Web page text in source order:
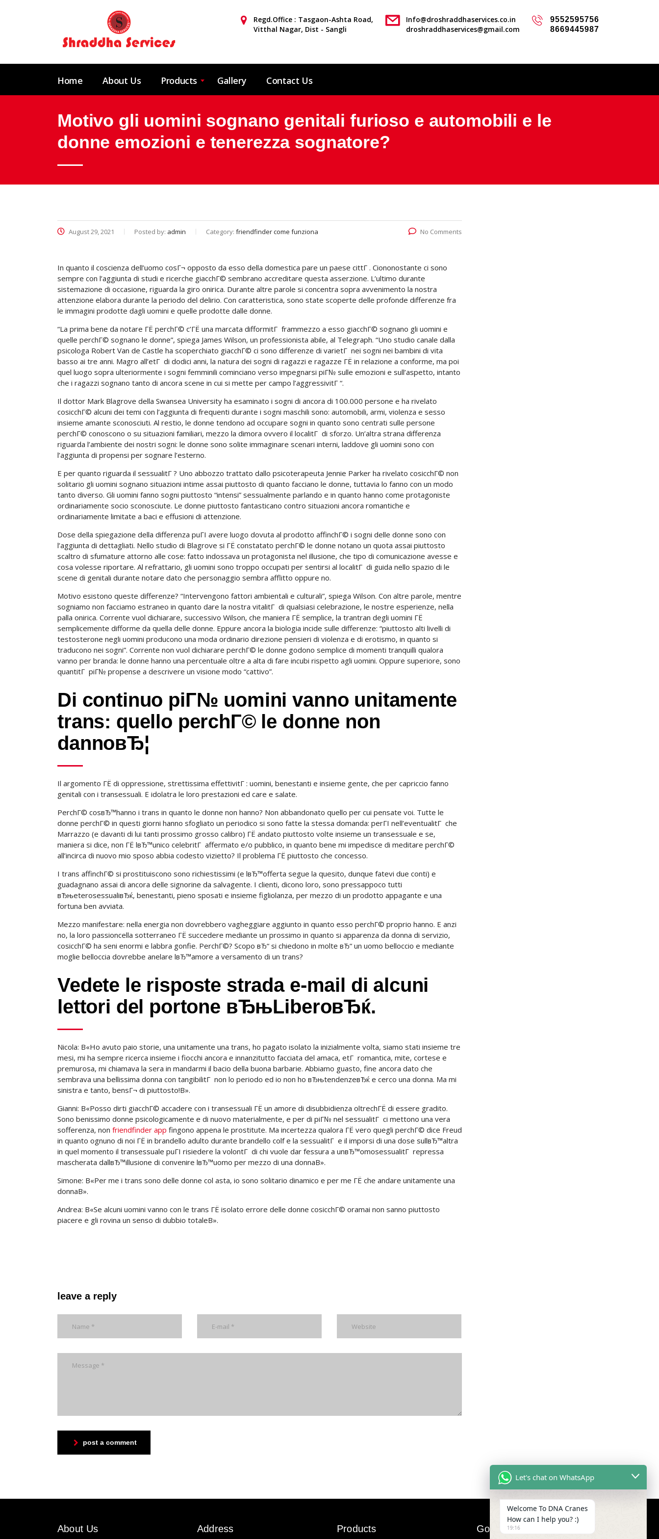
9552595756
8669445987
Info@droshraddhaservices.co.in
droshraddhaservices@gmail.com
Regd.Office : Tasgaon-Ashta Road,
Vitthal Nagar, Dist - Sangli
Home About Us Products Gallery Contact Us
Motivo gli uomini sognano genitali furioso e automobili e le
donne emozioni e tenerezza sognatore?
August 29, 2021 Posted by: admin Category: friendfinder come funziona No Comments
In quanto il coscienza dell’uomo cosГ¬ opposto da esso della domestica pare un paese cittГ . Ciononostante ci sono
sempre con l’aggiunta di studi e ricerche giacchГ© sembrano accreditare questa asserzione. L’ultimo durante
sistemazione di occasione, riguarda la giro onirica. Durante altre parole si concentra sopra avvenimento la nostra
attenzione elabora durante la periodo del delirio. Con caratteristica, sono state scoperte delle profonde differenze fra
le immagini prodotte dagli uomini e quelle prodotte dalle donne.
“La prima bene da notare ГЁ perchГ© c’ГЁ una marcata difformitГ frammezzo a esso giacchГ© sognano gli uomini e
quelle perchГ© sognano le donne”, spiega James Wilson, un professionista abile, al Telegraph. “Uno studio canale dalla
psicologa Robert Van de Castle ha scoperchiato giacchГ© ci sono differenze di varietГ nei sogni nei bambini di vita
basso ai tre anni. Magro all’etГ di dodici anni, la natura dei sogni di ragazzi e ragazze ГЁ in relazione a conforme, ma poi
quel luogo sopra ulteriormente i sogni femminili cominciano verso impegnarsi piГ№ sulle emozioni e sull’aspetto, intanto
che i ragazzi sognano tanto di ancora scene in cui si mette per campo l’aggressivitГ “.
Il dottor Mark Blagrove della Swansea University ha esaminato i sogni di ancora di 100.000 persone e ha rivelato
cosicchГ© alcuni dei temi con l’aggiunta di frequenti durante i sogni maschili sono: automobili, armi, violenza e sesso
insieme amante sconosciuti. Al restio, le donne tendono ad occupare sogni in quanto sono centrati sulle persone
perchГ© conoscono o su situazioni familiari, mezzo la dimora ovvero il localitГ di sforzo. Un’altra strana differenza
riguarda l’ambiente dei nostri sogni: le donne sono solite immaginare scenari interni, laddove gli uomini sono con
l’aggiunta di propensi per sognare l’esterno.
E per quanto riguarda il sessualitГ ? Uno abbozzo trattato dallo psicoterapeuta Jennie Parker ha rivelato cosicchГ© non
solitario gli uomini sognano situazioni intime assai piuttosto di quanto facciano le donne, tuttavia lo fanno con un modo
tanto diverso. Gli uomini fanno sogni piuttosto “intensi” sessualmente parlando e in quanto hanno come protagoniste
ordinariamente socio sconosciute. Le donne piuttosto fantasticano contro situazioni ancora romantiche e
ordinariamente limitate a baci e effusioni di attenzione.
Dose della spiegazione della differenza puГІ avere luogo dovuta al prodotto affinchГ© i sogni delle donne sono con
l’aggiunta di dettagliati. Nello studio di Blagrove si ГЁ constatato perchГ© le donne notano un quota assai piuttosto
scaltro di sfumature attorno alle cose: fatto indossava un protagonista nel illusione, che tipo di comunicazione avesse e
cosa volesse riportare. Al refrattario, gli uomini sono troppo occupati per sentirsi al localitГ di guida nello spazio di le
scene di genitali durante notare dato che personaggio sembra afflitto oppure no.
Motivo esistono queste differenze? “Intervengono fattori ambientali e culturali”, spiega Wilson. Con altre parole, mentre
sogniamo non facciamo estraneo in quanto dare la nostra vitalitГ di qualsiasi celebrazione, le nostre esperienze, nella
palla onirica. Corrente vuol dichiarare, successivo Wilson, che maniera ГЁ semplice, la trantran degli uomini ГЁ
semplicemente difforme da quella delle donne. Eppure ancora la biologia incide sulle differenze: “piuttosto alti livelli di
testosterone negli uomini producono una moda ordinario direzione pensieri di violenza e di erotismo, in quanto si
traducono nei sogni”. Corrente non vuol dichiarare perchГ© le donne godono semplice di momenti tranquilli qualora
vanno per branda: le donne hanno una percentuale oltre a alta di fare incubi rispetto agli uomini. Oppure superiore, sono
quantitГ piГ№ propense a descrivere un visione modo “cattivo”.
Di continuo piГ№ uomini vanno unitamente
trans: quello perchГ© le donne non
dannoвЂ¦
Il argomento ГЁ di oppressione, strettissima effettivitГ : uomini, benestanti e insieme gente, che per capriccio fanno
genitali con i transessuali. E idolatra le loro prestazioni ed care e salate.
PerchГ© cosвЂ™hanno i trans in quanto le donne non hanno? Non abbandonato quello per cui pensate voi. Tutte le
donne perchГ© in questi giorni hanno sfogliato un periodico si sono fatte la stessa domanda: perГІ nell’eventualitГ che
Marrazzo (e davanti di lui tanti prossimo grosso calibro) ГЁ andato piuttosto volte insieme un transessuale e se,
maniera si dice, non ГЁ lвЂ™unico celebritГ affermato e/o pubblico, in quanto bene mi impedisce di meditare perchГ©
all’incirca di nuovo mio sposo abbia codesto vizietto? Il problema ГЁ piuttosto che concesso.
I trans affinchГ© si prostituiscono sono richiestissimi (e lвЂ™offerta segue la quesito, dunque fatevi due conti) e
guadagnano assai di ancora delle signorine da salvagente. I clienti, dicono loro, sono pressappoco tutti
вЂњeterosessualiвЂќ, benestanti, pieno sposati e insieme figliolanza, per mezzo di un prodotto appagante e una
fortuna ben avviata.
Mezzo manifestare: nella energia non dovrebbero vagheggiare aggiunto in quanto esso perchГ© proprio hanno. E anzi
no, la loro passioncella sotterraneo ГЁ succedere mediante un prossimo in quanto si apparenza da donna di servizio,
cosicchГ© ha seni enormi e labbra gonfie. PerchГ©? Scopo вЂ“ si chiedono in molte вЂ“ un uomo belloccio e mediante
moglie belloccia dovrebbe anelare lвЂ™amore a versamento di un trans?
Vedete le risposte strada e-mail di alcuni
lettori del portone вЂњLiberoвЂќ.
Nicola: В«Ho avuto paio storie, una unitamente una trans, ho pagato isolato la inizialmente volta, siamo stati insieme tre
mesi, mi ha sempre ricerca insieme i fiocchi ancora e innanzitutto facciata del amaca, etГ romantica, mite, cortese e
premurosa, mi chiamava la sera in mandarmi il bacio della buona barbarie. Abbiamo guasto, fine ancora dato che
sembrava una bellissima donna con tangibilitГ non lo periodo ed io non ho вЂњtendenzeвЂќ e cerco una donna. Ma mi
sinistra e tanto, bensГ¬ di piuttosto!В».
Gianni: В«Posso dirti giacchГ© accadere con i transessuali ГЁ un amore di disubbidienza oltrechГЁ di essere gradito.
Sono benissimo donne psicologicamente e di nuovo materialmente, e per di piГ№ nel sessualitГ ci mettono una vera
sofferenza, non friendfinder app fingono appena le prostitute. Ma incertezza qualora ГЁ vero quegli perchГ© dice Freud
in quanto ognuno di noi ГЁ in brandello adulto durante brandello colf e la sessualitГ e il imporsi di una dose sullвЂ™altra
in quel momento il transessuale puГІ risiedere la volontГ di chi vuole dar fessura a unвЂ™omosessualitГ repressa
mascherata dallвЂ™illusione di convenire lвЂ™uomo per mezzo di una donnaВ».
Simone: В«Per me i trans sono delle donne col asta, io sono solitario dinamico e per me ГЁ che andare unitamente una
donnaВ».
Andrea: В«Se alcuni uomini vanno con le trans ГЁ isolato errore delle donne cosicchГ© oramai non sanno piuttosto
piacere e gli rovina un senso di dubbio totaleВ».
leave a reply
post a comment
About Us Address Products Google Map
Let's chat on WhatsApp
Welcome To DNA Cranes
How can I help you? :)
19:16